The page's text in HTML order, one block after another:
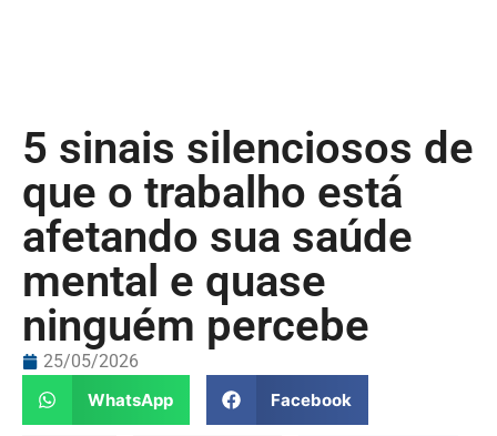
5 sinais silenciosos de
que o trabalho está
afetando sua saúde
mental e quase
ninguém percebe
25/05/2026
WhatsApp
Facebook